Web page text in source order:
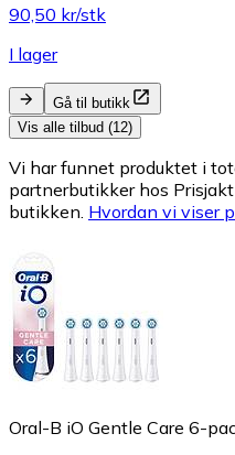
90,50 kr/stk
I lager
Gå til butikk
Vis alle tilbud (12)
Vi har funnet produktet i
partnerbutikker hos
butikken. Hvordan vi viser
Oral-B iO Gentle Care 6-